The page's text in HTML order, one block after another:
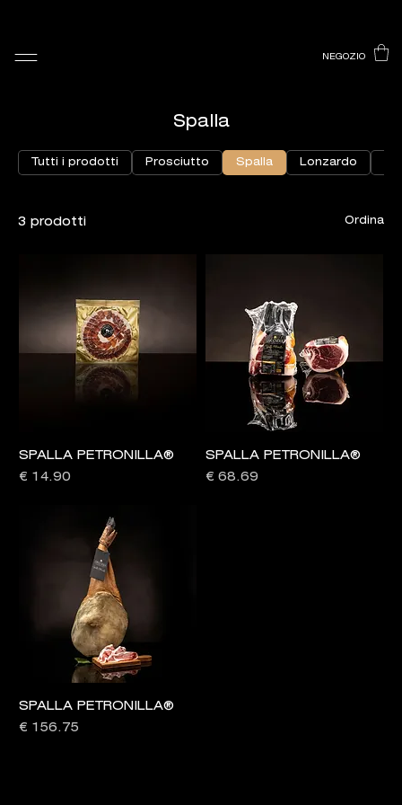
NEGOZIO
Spalla
Tutti i prodotti Prosciutto Spalla Lonzardo
3 prodotti Ordina
SPALLA PETRONILLA®
Prezzo
€ 14.90
SPALLA PETRONILLA®
Prezzo
€ 68.69
SPALLA PETRONILLA®
Prezzo
€ 156.75